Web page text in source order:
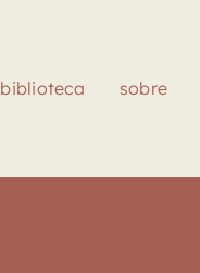
biblioteca sobre